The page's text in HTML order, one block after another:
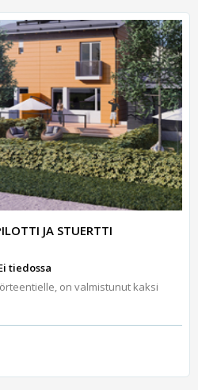
JA STUERTTI
tiedossa
on valmistunut kaksi